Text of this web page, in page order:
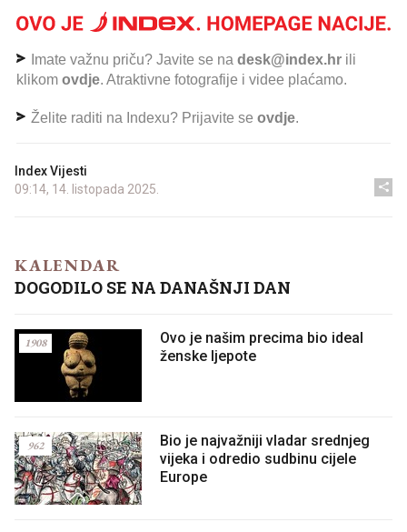
Imate važnu priču? Javite se na desk@index.hr ili
klikom ovdje. Atraktivne fotografije i videe plaćamo.
Želite raditi na Indexu? Prijavite se ovdje.
Index Vijesti
09:14, 14. listopada 2025.
KALENDAR
DOGODILO SE NA DANAŠNJI DAN
Ovo je našim precima bio ideal
ženske ljepote
1908
Bio je najvažniji vladar srednjeg
vijeka i odredio sudbinu cijele
Europe
962